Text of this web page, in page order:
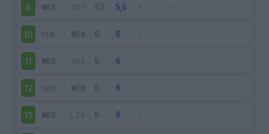
9 WES - TOT
10 CHE - WES
11 WES - ARS
12 SOU - WES
13 WES - LIV